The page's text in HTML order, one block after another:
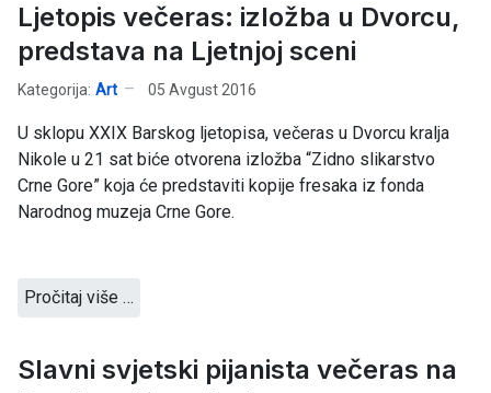
Ljetopis večeras: izložba u Dvorcu,
predstava na Ljetnjoj sceni
Kategorija: Art 05 Avgust 2016
U sklopu XXIX Barskog ljetopisa, večeras u Dvorcu kralja
Nikole u 21 sat biće otvorena izložba “Zidno slikarstvo
Crne Gore” koja će predstaviti kopije fresaka iz fonda
Narodnog muzeja Crne Gore.
Pročitaj više …
Slavni svjetski pijanista večeras na